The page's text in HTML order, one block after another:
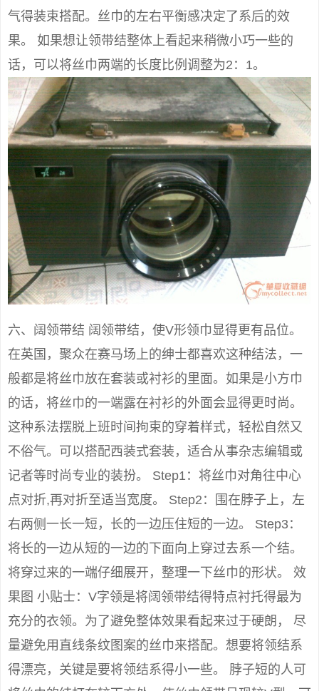
气得装束搭配。丝巾的左右平衡感决定了系后的效
果。 如果想让领带结整体上看起来稍微小巧一些的
话，可以将丝巾两端的长度比例调整为2：1。
六、阔领带结 阔领带结，使V形领巾显得更有品位。
在英国，聚众在赛马场上的绅士都喜欢这种结法，一
般都是将丝巾放在套装或衬衫的里面。如果是小方巾
的话，将丝巾的一端露在衬衫的外面会显得更时尚。
这种系法摆脱上班时间拘束的穿着样式，轻松自然又
不俗气。可以搭配西装式套装，适合从事杂志编辑或
记者等时尚专业的装扮。 Step1：将丝巾对角往中心
点对折,再对折至适当宽度。 Step2：围在脖子上，左
右两侧一长一短，长的一边压住短的一边。 Step3：
将长的一边从短的一边的下面向上穿过去系一个结。
将穿过来的一端仔细展开，整理一下丝巾的形状。 效
果图 小贴士：V字领是将阔领带结得特点衬托得最为
充分的衣领。为了避免整体效果看起来过于硬朗， 尽
量避免用直线条纹图案的丝巾来搭配。想要将领结系
得漂亮，关键是要将领结系得小一些。 脖子短的人可